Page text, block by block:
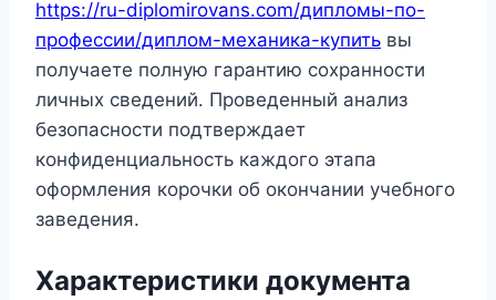
https://ru-diplomirovans.com/дипломы-по-
профессии/диплом-механика-купить вы
получаете полную гарантию сохранности
личных сведений. Проведенный анализ
безопасности подтверждает
конфиденциальность каждого этапа
оформления корочки об окончании учебного
заведения.
Характеристики документа